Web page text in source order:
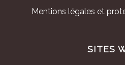
Mentions légales et
SITES